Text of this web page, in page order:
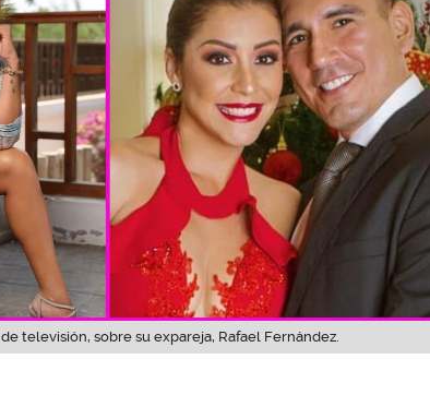
televisión, sobre su expareja, Rafael Fernández.